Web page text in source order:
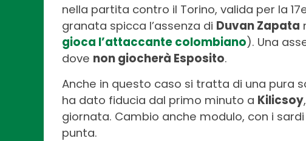
nella partita contro il Torino, valida per la
granata spicca l’assenza di Duvan Zapata
gioca l’attaccante colombiano). Una
dove non giocherà Esposito.
Anche in questo caso si tratta di una pura
ha dato fiducia dal primo minuto a Kilicsoy
giornata. Cambio anche modulo, con i
punta.